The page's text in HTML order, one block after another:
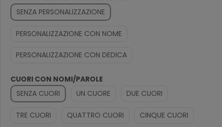
SENZA PERSONALIZZAZIONE
PERSONALIZZAZIONE CON NOME
PERSONALIZZAZIONE CON DEDICA
CUORI CON NOMI/PAROLE
SENZA CUORI
UN CUORE DUE CUORI
TRE CUORI QUATTRO CUORI CINQUE CUORI